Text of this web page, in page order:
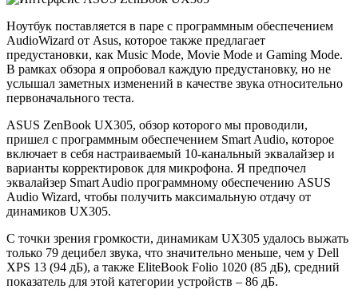
Ноутбук поставляется в паре с программным обеспечением
AudioWizard от Asus, которое также предлагает
предустановки, как Music Mode, Movie Mode и Gaming Mode.
В рамках обзора я опробовал каждую предустановку, но не
услышал заметных изменений в качестве звука относительно
первоначального теста.
ASUS ZenBook UX305, обзор которого мы проводили,
пришел с программным обеспечением Smart Audio, которое
включает в себя настраиваемый 10-канальный эквалайзер и
варианты корректировок для микрофона. Я предпочел
эквалайзер Smart Audio программному обеспечению ASUS
Audio Wizard, чтобы получить максимальную отдачу от
динамиков UX305.
С точки зрения громкости, динамикам UX305 удалось выжать
только 79 децибел звука, что значительно меньше, чем у Dell
XPS 13 (94 дБ), а также EliteBook Folio 1020 (85 дБ), средний
показатель для этой категории устройств – 86 дБ.